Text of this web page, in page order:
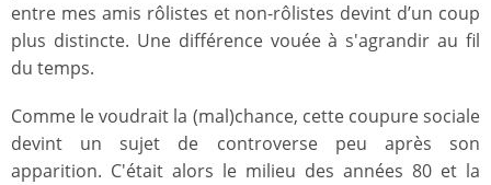
entre mes amis rôlistes et non-rôlistes devint d’un coup
plus distincte. Une différence vouée à s'agrandir au fil
du temps.
Comme le voudrait la (mal)chance, cette coupure sociale
devint un sujet de controverse peu après son
apparition. C'était alors le milieu des années 80 et la